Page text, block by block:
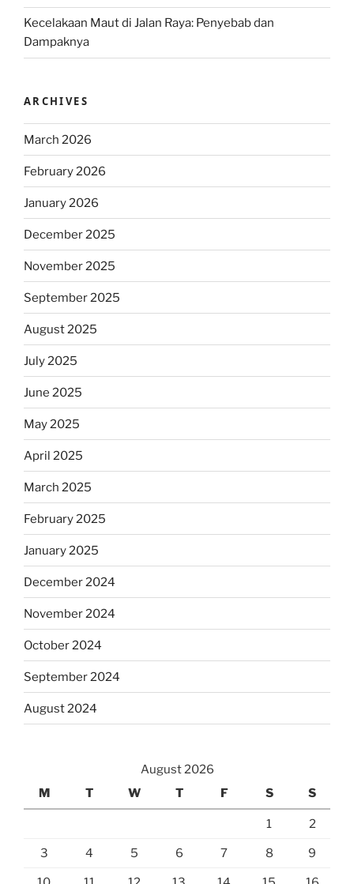
Kecelakaan Maut di Jalan Raya: Penyebab dan
Dampaknya
ARCHIVES
March 2026
February 2026
January 2026
December 2025
November 2025
September 2025
August 2025
July 2025
June 2025
May 2025
April 2025
March 2025
February 2025
January 2025
December 2024
November 2024
October 2024
September 2024
August 2024
August 2026
M
T W T F S S
1 2
3 4 5 6 7 8 9